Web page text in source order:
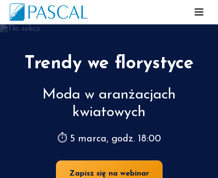
Trendy we florystyce
Moda w aranżacjach
kwiatowych
⏱ 5 marca, godz. 18:00
Zapisz się na webinar